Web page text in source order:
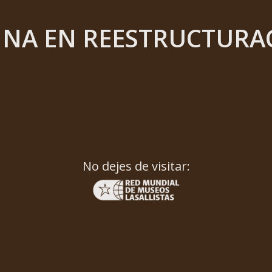
EN
No dejes de visitar: